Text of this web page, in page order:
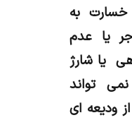
خسارت به
یا عدم
یا شارژ
تواند
ودیعه ای